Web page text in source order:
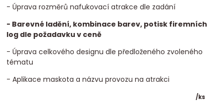
/ks
- Úprava rozměrů nafukovací atrakce dle zadání
- Barevné ladění, kombinace barev, potisk firemních
log dle požadavku v ceně
- Úprava celkového designu dle předloženého zvoleného
tématu
- Aplikace maskota a názvu provozu na atrakci